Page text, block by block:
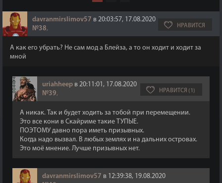
davranmirslimov57 в 20:03:57, 17.08.2020
№38, НРАВИТСЯ
А как его убрать? Не сам мод а Блейза, а то он ходит и ходит за
мной
uriahheep в 20:11:01, 17.08.2020
№39, НРАВИТСЯ (1)
А никак. Так и будет ходить за тобой при перемещении.
Это все кони в Скайриме такие ТУПЫЕ.
ПОЭТОМУ давно пора иметь призывных.
Когда надо вызвал. В любых землях и на дальних островах.
Это моё мнение. Лучше призывных нет.
davranmirslimov57 в 12:39:38, 19.08.2020